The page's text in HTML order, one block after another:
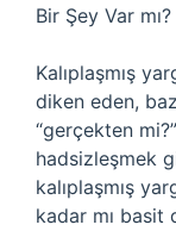
Bir Şey Var mı?
Kalıplaşmış
diken eden,
“gerçekten
hadsizleşmek
kalıplaşmış
kadar mı basit